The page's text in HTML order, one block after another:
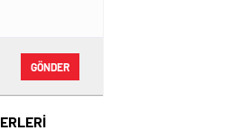
GÖNDER